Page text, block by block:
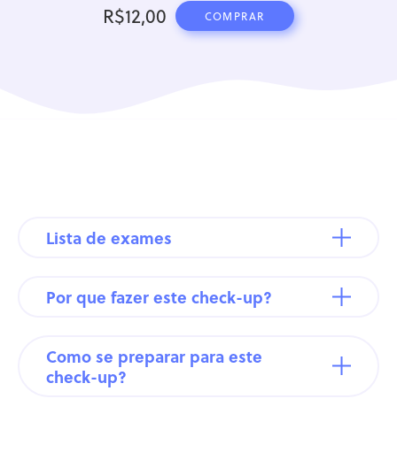
R$12,00 COMPRAR
Lista de exames
Por que fazer este check-up?
Como se preparar para este
check-up?